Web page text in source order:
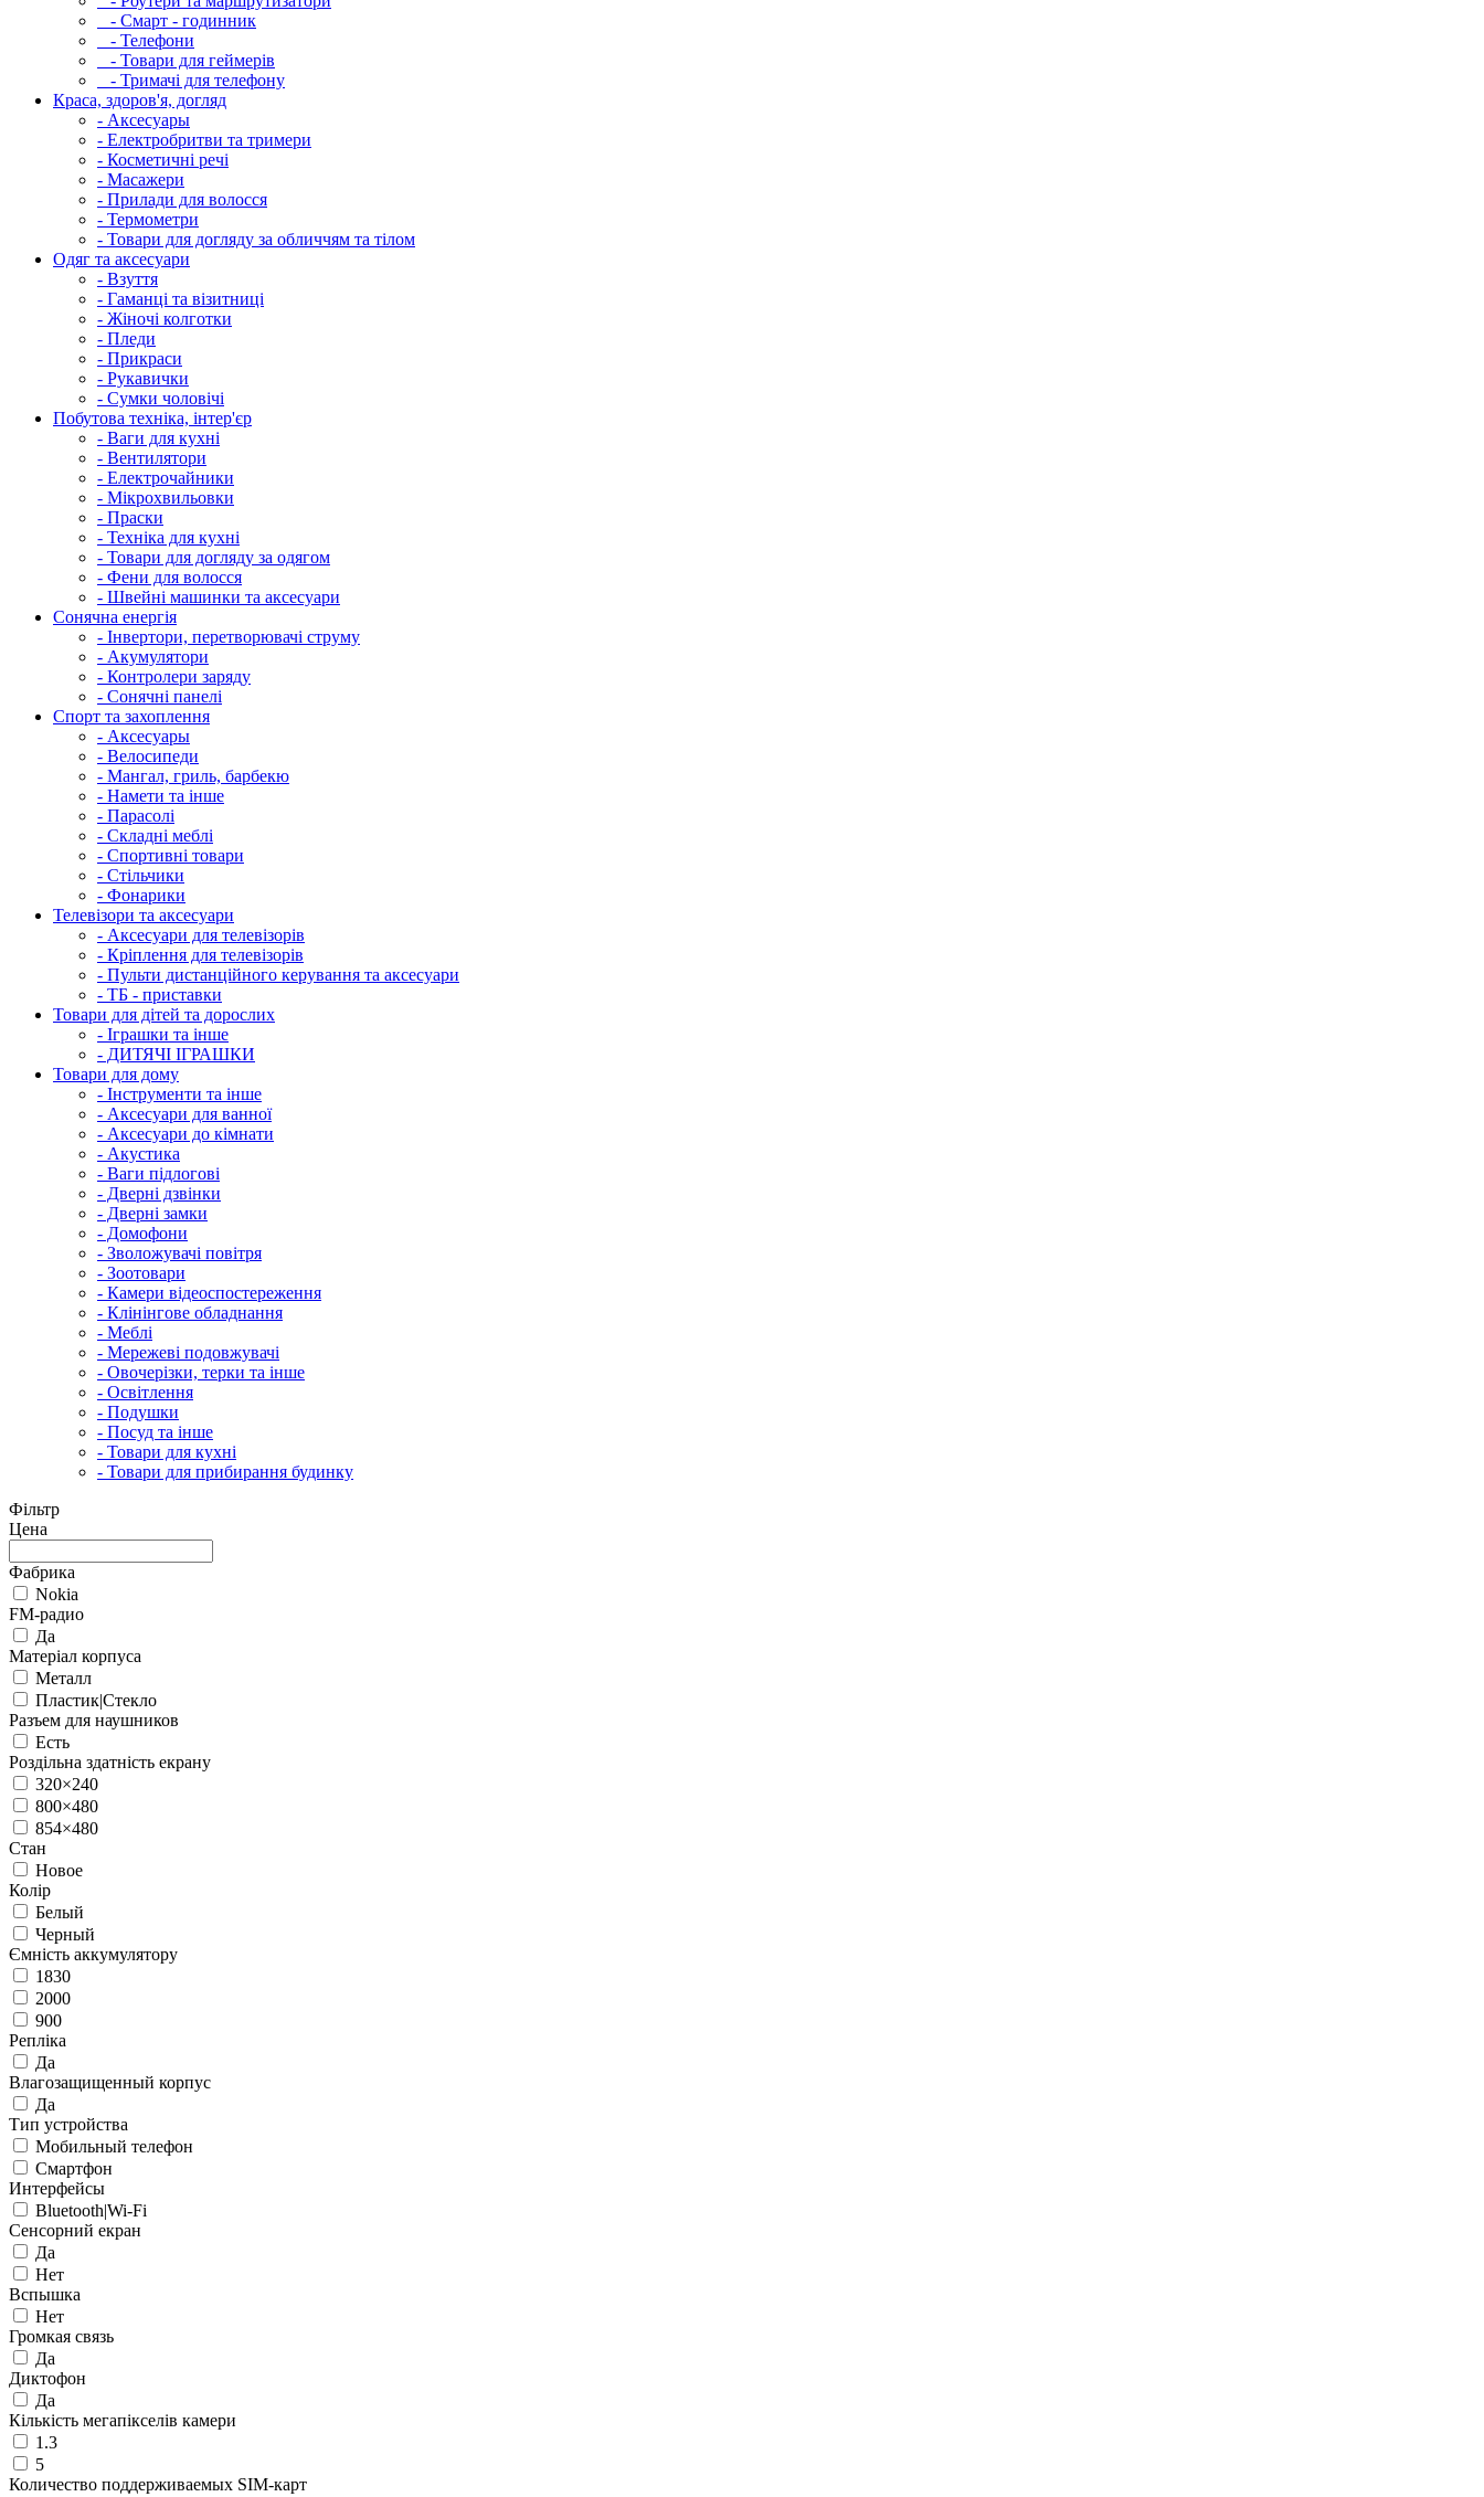
- Смарт - годинник
- Телефони
- Товари для геймерів
- Тримачі для телефону
Краса, здоров'я, догляд
- Аксесуары
- Електробритви та тримери
- Косметичні речі
- Масажери
- Прилади для волосся
- Термометри
- Товари для догляду за обличчям та тілом
Одяг та аксесуари
- Взуття
- Гаманці та візитниці
- Жіночі колготки
- Пледи
- Прикраси
- Рукавички
- Сумки чоловічі
Побутова техніка, інтер'єр
- Ваги для кухні
- Вентилятори
- Електрочайники
- Мікрохвильовки
- Праски
- Техніка для кухні
- Товари для догляду за одягом
- Фени для волосся
- Швейні машинки та аксесуари
Сонячна енергія
- Інвертори, перетворювачі струму
- Акумулятори
- Контролери заряду
- Сонячні панелі
Спорт та захоплення
- Аксесуары
- Велосипеди
- Мангал, гриль, барбекю
- Намети та інше
- Парасолі
- Складні меблі
- Спортивні товари
- Стільчики
- Фонарики
Телевізори та аксесуари
- Аксесуари для телевізорів
- Кріплення для телевізорів
- Пульти дистанційного керування та аксесуари
- ТБ - приставки
Товари для дітей та дорослих
- Іграшки та інше
- ДИТЯЧІ ІГРАШКИ
Товари для дому
- Інструменти та інше
- Аксесуари для ванної
- Аксесуари до кімнати
- Акустика
- Ваги підлогові
- Дверні дзвінки
- Дверні замки
- Домофони
- Зволожувачі повітря
- Зоотовари
- Камери відеоспостереження
- Клінінгове обладнання
- Меблі
- Мережеві подовжувачі
- Овочерізки, терки та інше
- Освітлення
- Подушки
- Посуд та інше
- Товари для кухні
- Товари для прибирання будинку
Фільтр
Цена
Фабрика
Nokia
FM-радио
Да
Матеріал корпуса
Металл
Пластик|Стекло
Разъем для наушников
Есть
Роздільна здатність екрану
320×240
800×480
854×480
Стан
Новое
Колір
Белый
Черный
Ємність аккумулятору
1830
2000
900
Репліка
Да
Влагозащищенный корпус
Да
Тип устройства
Мобильный телефон
Смартфон
Интерфейсы
Bluetooth|Wi-Fi
Сенсорний екран
Да
Нет
Вспышка
Нет
Громкая связь
Да
Диктофон
Да
Кількість мегапікселів камери
1.3
5
Количество поддерживаемых SIM-карт